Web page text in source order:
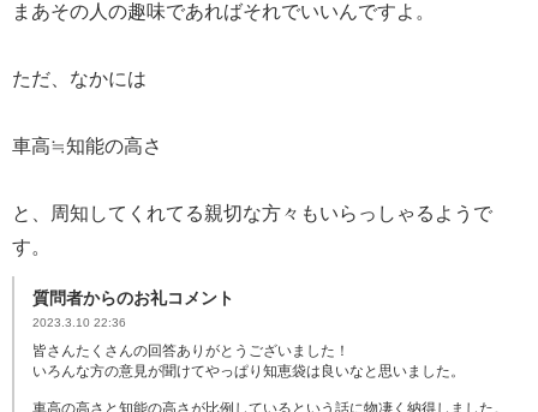
まあその人の趣味であればそれでいいんですよ。
ただ、なかには
車高≒知能の高さ
と、周知してくれてる親切な方々もいらっしゃるようで
す。
質問者からのお礼コメント
2023.3.10 22:36
皆さんたくさんの回答ありがとうございました！
いろんな方の意見が聞けてやっぱり知恵袋は良いなと思いました。
車高の高さと知能の高さが比例しているという話に物凄く納得しました。